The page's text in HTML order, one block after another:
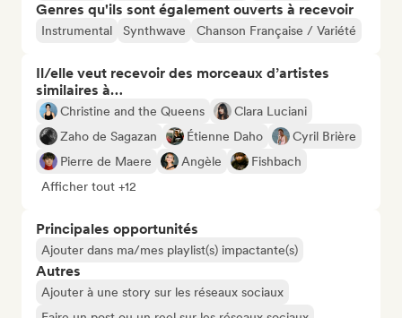
Genres qu'ils sont également ouverts à recevoir
Instrumental Synthwave Chanson Française / Variété
Il/elle veut recevoir des morceaux d’artistes
similaires à…
Christine and the Queens
Clara Luciani
Zaho de Sagazan
Étienne Daho
Cyril Brière
Pierre de Maere
Angèle
Fishbach
Afficher tout +12
Principales opportunités
Ajouter dans ma/mes playlist(s) impactante(s)
Autres
Ajouter à une story sur les réseaux sociaux